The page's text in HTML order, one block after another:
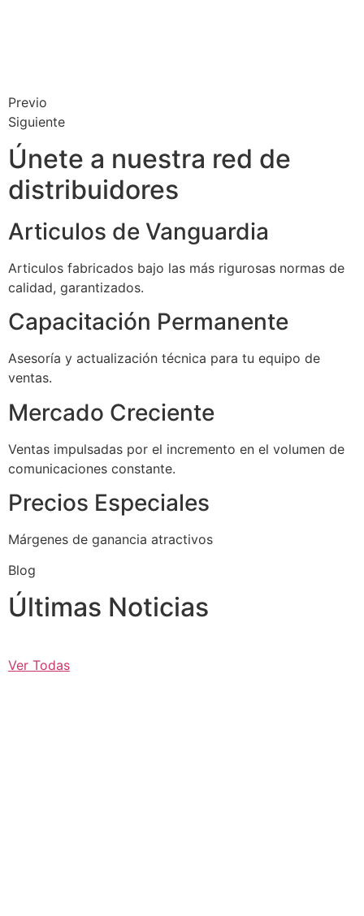
Previo
Siguiente
Únete a nuestra red de
distribuidores
Articulos de Vanguardia
Articulos fabricados bajo las más rigurosas normas de
calidad, garantizados.
Capacitación Permanente
Asesoría y actualización técnica para tu equipo de
ventas.
Mercado Creciente
Ventas impulsadas por el incremento en el volumen de
comunicaciones constante.
Precios Especiales
Márgenes de ganancia atractivos
Blog
Últimas Noticias
Ver Todas